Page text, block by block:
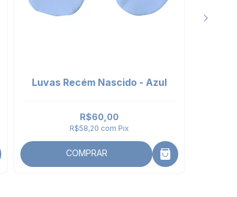
Luvas Recém Nascido - Azul
R$60,00
R$58,20 com Pix
COMPRAR